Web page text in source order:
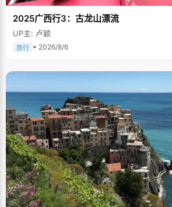
2025广西行3：古龙山漂流
UP主: 卢颖
旅行 • 2026/8/6